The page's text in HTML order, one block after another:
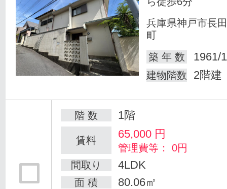
兵庫県神戸市長
町
築 年 数
1961/
建物階数 2階建
階 数 1階
賃料 65,000 円
管理費等： 0円
間取り
4LDK
面 積 80.06㎡